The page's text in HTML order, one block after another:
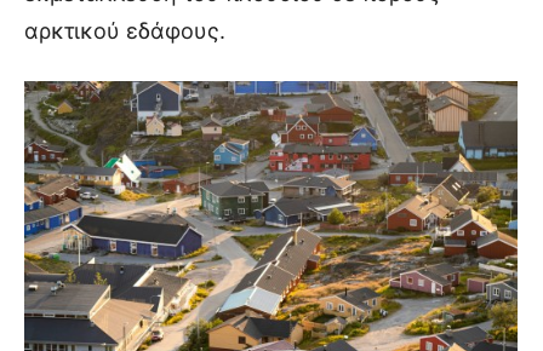
αρκτικού εδάφους.